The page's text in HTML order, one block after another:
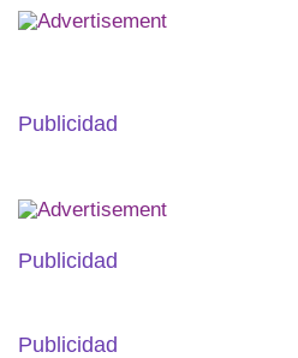
Publicidad
Publicidad
Publicidad